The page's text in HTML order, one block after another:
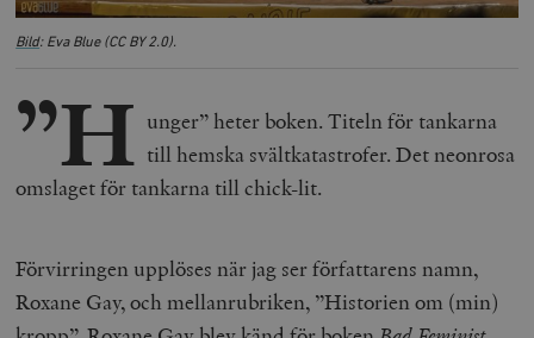
Bild: Eva Blue (CC BY 2.0).
”H unger” heter boken. Titeln för tankarna
till hemska svältkatastrofer. Det neonrosa
omslaget för tankarna till chick-lit.
Förvirringen upplöses när jag ser författarens namn,
Roxane Gay, och mellanrubriken, ”Historien om (min)